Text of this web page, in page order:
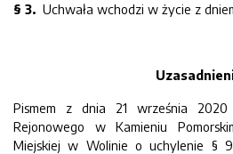
§ 3. Uchwała wchodzi w życie z
Pismem z dnia 21 września
Rejonowego w Kamieniu
Miejskiej w Wolinie o uchylenie §